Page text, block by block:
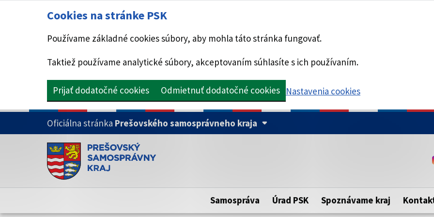
Cookies na stránke PSK
Používame základné cookies súbory, aby mohla táto stránka fungovať.
Taktiež používame analytické súbory, akceptovaním súhlasíte s ich používaním.
Prijať dodatočné cookies Odmietnuť dodatočné cookies Nastavenia cookies
PRESKOČIŤ NA HLAVNÝ OBSAH
Oficiálna stránka Prešovského samosprávneho kraja
Doména psk.sk je oficiálna
Toto je oficiálna webová stránka Prešovského samosprávneho kraja.
zabezpečenú webovú
https:// pred názvom
Samospráva Úrad PSK Spoznávame kraj